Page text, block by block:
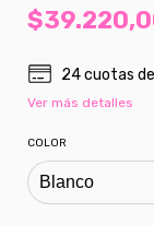
24cuotas
Ver más detalles
COLOR